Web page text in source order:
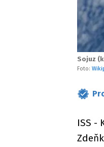
Sojuz
Foto:
ISS -